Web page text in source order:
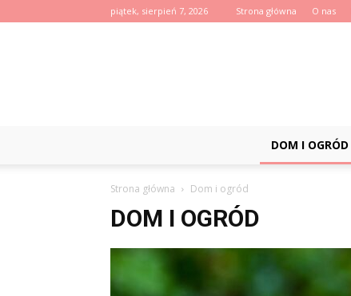
piątek, sierpień 7, 2026 Strona główna O nas
DOM I OGRÓD
Strona główna Dom i ogród
DOM I OGRÓD